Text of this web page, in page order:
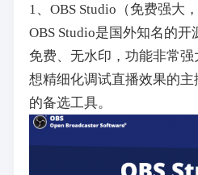
1、OBS Studio（免费强大
OBS Studio是国外知名的
免费、无水印，功能非常强
想精细化调试直播效果的
的备选工具。